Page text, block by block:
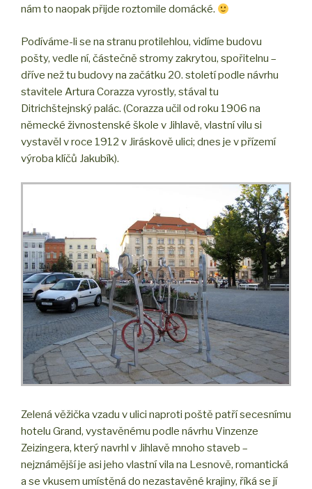
nám to naopak přijde roztomile domácké.
Podíváme-li se na stranu protilehlou, vidíme budovu
pošty, vedle ní, částečně stromy zakrytou, spořitelnu –
dříve než tu budovy na začátku 20. století podle návrhu
stavitele Artura Corazza vyrostly, stával tu
Ditrichštejnský palác. (Corazza učil od roku 1906 na
německé živnostenské škole v Jihlavě, vlastní vilu si
vystavěl v roce 1912 v Jiráskově ulici; dnes je v přízemí
výroba klíčů Jakubík).
Zelená věžička vzadu v ulici naproti poště patří secesnímu
hotelu Grand, vystavěnému podle návrhu Vinzenze
Zeizingera, který navrhl v Jihlavě mnoho staveb –
nejznámější je asi jeho vlastní vila na Lesnově, romantická
a se vkusem umístěná do nezastavěné krajiny, říká se jí